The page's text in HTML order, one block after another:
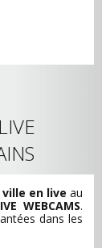
en live au
WEBCAMS.
dans les